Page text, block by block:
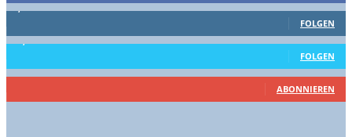
1,662 Follower
FOLGEN
15,658 Follower
FOLGEN
461 Abonnenten
ABONNIEREN